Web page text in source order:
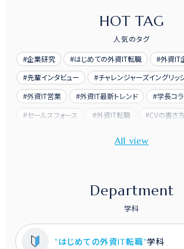
HOT TAG
人気のタグ
企業研究 はじめての外資IT転職
外資IT
先輩インタビュー
チャレンジャーズイングリッ
外資IT営業
外資IT最新トレンド
学長コ
セールスフォース
外資IT転職 CVの書き
Department
学科
"はじめての外資IT転職"学科